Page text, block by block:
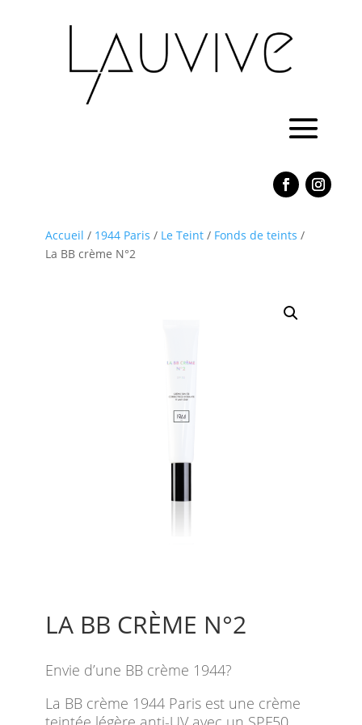
Accueil / 1944 Paris / Le Teint / Fonds de teints /
La BB crème N°2
LA BB CRÈME N°2
Envie d’une BB crème 1944?
La BB crème 1944 Paris est une crème